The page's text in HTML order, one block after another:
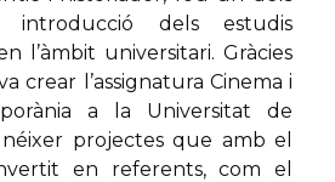
dels estudis
l’àmbit universitari. Gràcies
crear l’assignatura Cinema i
a la Universitat de
projectes que amb el
en referents, com el